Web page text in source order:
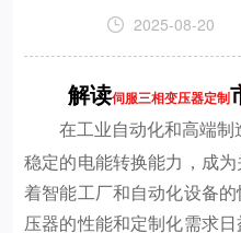
2025-08-20
解读伺服三相变压器定制
在工业自动化和高端制
稳定的电能转换能力，成
着智能工厂和自动化设备
压器的性能和定制化需求